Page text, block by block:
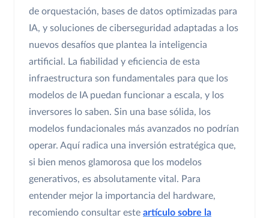
de orquestación, bases de datos optimizadas para
IA, y soluciones de ciberseguridad adaptadas a los
nuevos desafíos que plantea la inteligencia
artificial. La fiabilidad y eficiencia de esta
infraestructura son fundamentales para que los
modelos de IA puedan funcionar a escala, y los
inversores lo saben. Sin una base sólida, los
modelos fundacionales más avanzados no podrían
operar. Aquí radica una inversión estratégica que,
si bien menos glamorosa que los modelos
generativos, es absolutamente vital. Para
entender mejor la importancia del hardware,
recomiendo consultar este artículo sobre la